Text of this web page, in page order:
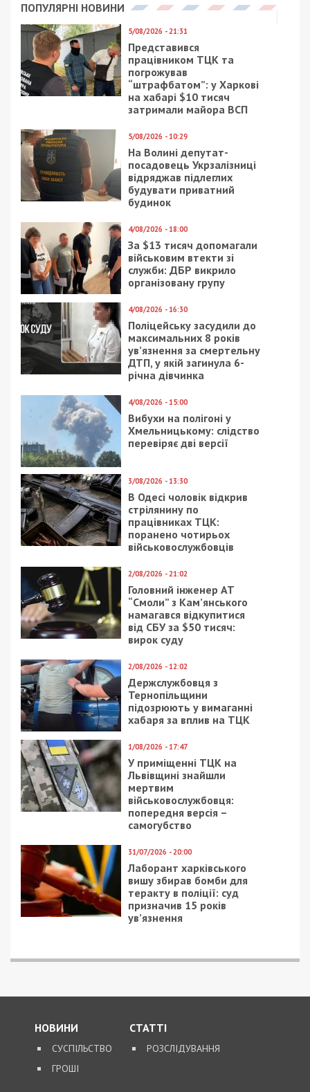
ПОПУЛЯРНІ НОВИНИ
5/08/2026 - 21:31
Представився
працівником ТЦК та
погрожував
“штрафбатом”: у Харкові
на хабарі $10 тисяч
затримали майора ВСП
5/08/2026 - 10:29
На Волині депутат-
посадовець Укрзалізниці
відряджав підлеглих
будувати приватний
будинок
4/08/2026 - 18:00
За $13 тисяч допомагали
військовим втекти зі
служби: ДБР викрило
організовану групу
4/08/2026 - 16:30
Поліцейську засудили до
максимальних 8 років
ув’язнення за смертельну
ДТП, у якій загинула 6-
річна дівчинка
4/08/2026 - 15:00
Вибухи на полігоні у
Хмельницькому: слідство
перевіряє дві версії
3/08/2026 - 13:30
В Одесі чоловік відкрив
стрілянину по
працівниках ТЦК:
поранено чотирьох
військовослужбовців
2/08/2026 - 21:02
Головний інженер АТ
“Смоли” з Кам’янського
намагався відкупитися
від СБУ за $50 тисяч:
вирок суду
2/08/2026 - 12:02
Держслужбовця з
Тернопільщини
підозрюють у вимаганні
хабаря за вплив на ТЦК
1/08/2026 - 17:47
У приміщенні ТЦК на
Львівщині знайшли
мертвим
військовослужбовця:
попередня версія –
самогубство
31/07/2026 - 20:00
Лаборант харківського
вишу збирав бомби для
теракту в поліції: суд
призначив 15 років
ув’язнення
НОВИНИ
СУСПІЛЬСТВО
ГРОШІ
СТАТТІ
РОЗСЛІДУВАННЯ